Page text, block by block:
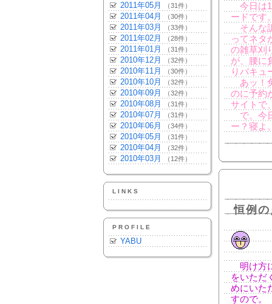
2011年05月 （31件）
2011年04月 （30件）
2011年03月 （33件）
2011年02月 （28件）
2011年01月 （31件）
2010年12月 （32件）
2010年11月 （30件）
2010年10月 （32件）
2010年09月 （32件）
2010年08月 （31件）
2010年07月 （31件）
2010年06月 （34件）
2010年05月 （31件）
2010年04月 （32件）
2010年03月 （12件）
LINKS
PROFILE
YABU
今日は
ードです
そんな
ってネタ
の雑草刈
が、腰に
りバキュ
あッ！
のに予約
サイトで
で。今
ー？寝よ
恒例
明け方
をいただ
めにいた
すので。